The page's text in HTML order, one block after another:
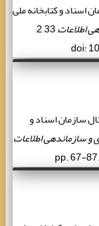
اسناد و کتابخانه ‌‌‌ملی
اطلاعات
, 33, 2,
دیجیتال سازمان اسناد و
و سازماندهی اطلاعات,